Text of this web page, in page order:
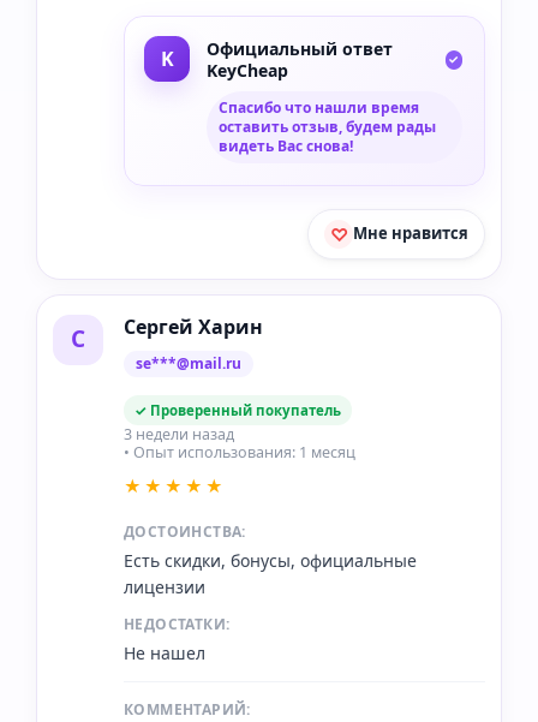
Официальный ответ
KeyCheap
Спасибо что нашли время
оставить отзыв, будем рады
видеть Вас снова!
Мне нравится
С Сергей Харин
se***@mail.ru
✓ Проверенный покупатель
3 недели назад
• Опыт использования: 1 месяц
★★★★★
ДОСТОИНСТВА:
Есть скидки, бонусы, официальные
лицензии
НЕДОСТАТКИ:
Не нашел
КОММЕНТАРИЙ: